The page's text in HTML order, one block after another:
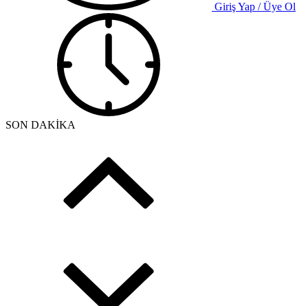
Giriş Yap / Üye Ol
SON DAKİKA